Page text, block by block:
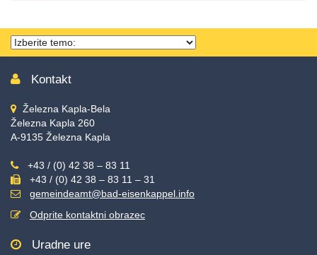
Thema
wählen
Kontakt
Železna Kapla-Bela
Železna Kapla 260
A-9135 Železna Kapla
+43 / (0) 42 38 – 83 11
+43 / (0) 42 38 – 83 11 – 31
gemeindeamt@bad-eisenkappel.info
Odprite kontaktni obrazec
Uradne ure